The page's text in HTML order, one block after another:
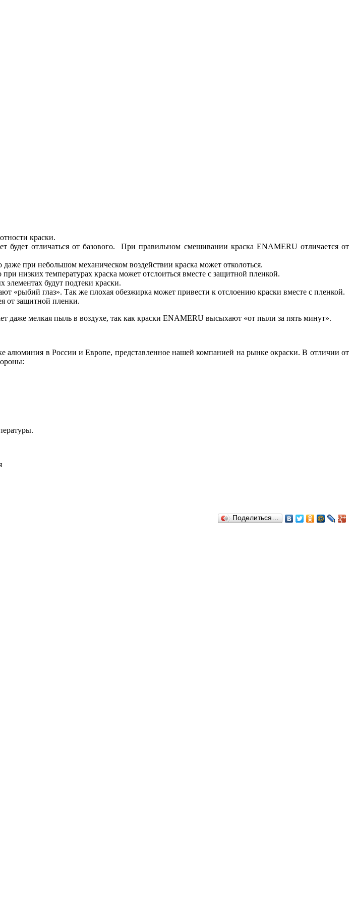
краски.
отличаться от базового. При правильном смешивании краска ENAMERU отличается от
даже при небольшом механическом воздействии краска может отколоться.
низких температурах краска может отслоиться вместе с защитной пленкой.
элементах будут подтеки краски.
«рыбий глаз». Так же плохая обезжирка может привести к отслоению краски вместе с пленкой.
от защитной пленки.
даже мелкая пыль в воздухе, так как краски ENAMERU высыхают «от пыли за пять минут».
в России и Европе, представленное нашей компанией на рынке окраски. В отличии от
Поделиться…